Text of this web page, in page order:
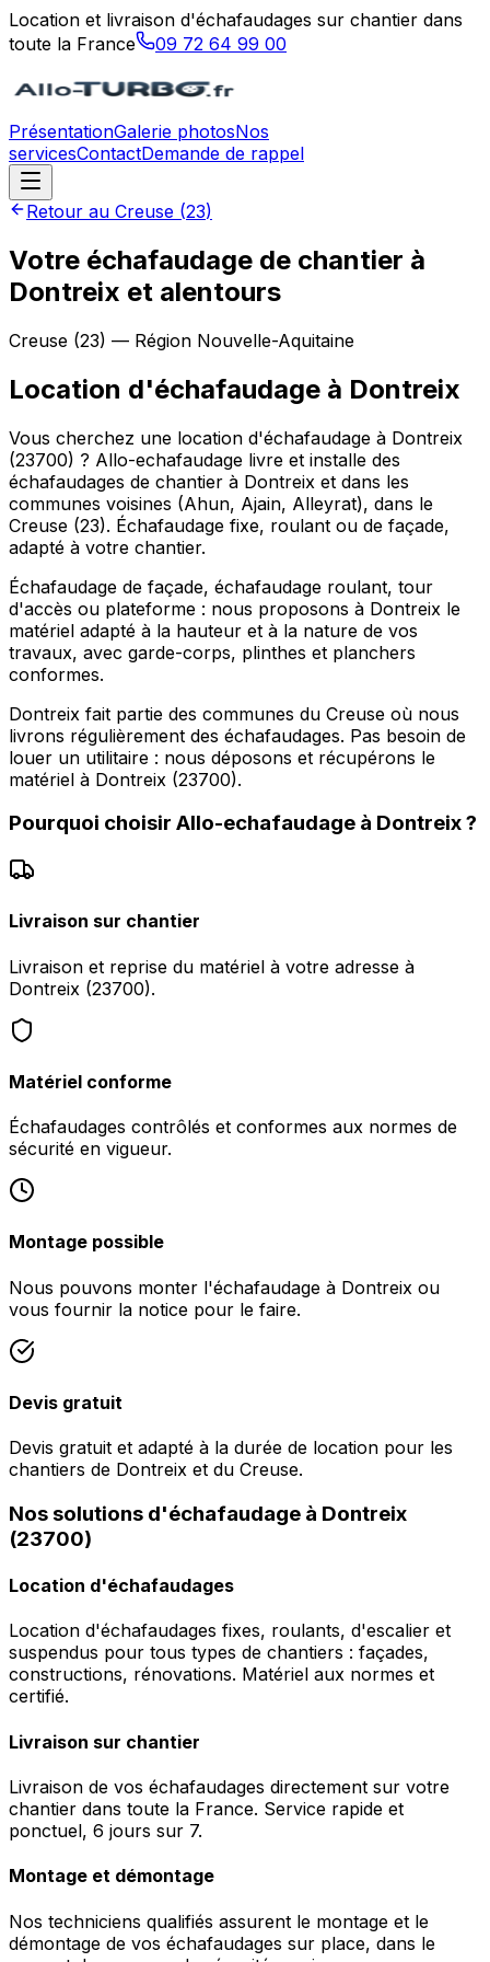
Location et livraison d'échafaudages sur chantier dans
toute la France
09 72 64 99 00
PrésentationGalerie photosNos
servicesContactDemande de rappel
Retour au Creuse (23)
Votre échafaudage de chantier à
Dontreix et alentours
Creuse (23) — Région Nouvelle-Aquitaine
Location d'échafaudage à Dontreix
Vous cherchez une location d'échafaudage à Dontreix
(23700) ? Allo-echafaudage livre et installe des
échafaudages de chantier à Dontreix et dans les
communes voisines (Ahun, Ajain, Alleyrat), dans le
Creuse (23). Échafaudage fixe, roulant ou de façade,
adapté à votre chantier.
Échafaudage de façade, échafaudage roulant, tour
d'accès ou plateforme : nous proposons à Dontreix le
matériel adapté à la hauteur et à la nature de vos
travaux, avec garde-corps, plinthes et planchers
conformes.
Dontreix fait partie des communes du Creuse où nous
livrons régulièrement des échafaudages. Pas besoin de
louer un utilitaire : nous déposons et récupérons le
matériel à Dontreix (23700).
Pourquoi choisir Allo-echafaudage à Dontreix?
Livraison sur chantier
Livraison et reprise du matériel à votre adresse à
Dontreix (23700).
Matériel conforme
Échafaudages contrôlés et conformes aux normes de
sécurité en vigueur.
Montage possible
Nous pouvons monter l'échafaudage à Dontreix ou
vous fournir la notice pour le faire.
Devis gratuit
Devis gratuit et adapté à la durée de location pour les
chantiers de Dontreix et du Creuse.
Nos solutions d'échafaudage à Dontreix
(23700)
Location d'échafaudages
Location d'échafaudages fixes, roulants, d'escalier et
suspendus pour tous types de chantiers : façades,
constructions, rénovations. Matériel aux normes et
certifié.
Livraison sur chantier
Livraison de vos échafaudages directement sur votre
chantier dans toute la France. Service rapide et
ponctuel, 6 jours sur 7.
Montage et démontage
Nos techniciens qualifiés assurent le montage et le
démontage de vos échafaudages sur place, dans le